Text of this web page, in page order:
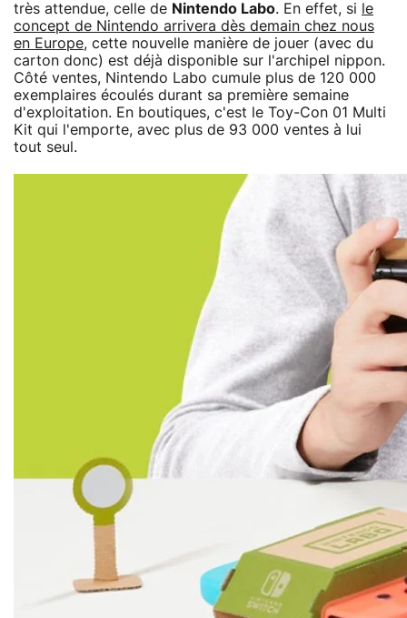
très attendue, celle de Nintendo Labo. En effet, si
le
concept de Nintendo arrivera dès demain chez nous
en Europe, cette nouvelle manière de jouer (avec du
carton donc) est déjà disponible sur l'archipel nippon.
Côté ventes, Nintendo Labo cumule plus de 120 000
exemplaires écoulés durant sa première semaine
d'exploitation. En boutiques, c'est le Toy-Con 01 Multi
Kit qui l'emporte, avec plus de 93 000 ventes à lui
tout seul.